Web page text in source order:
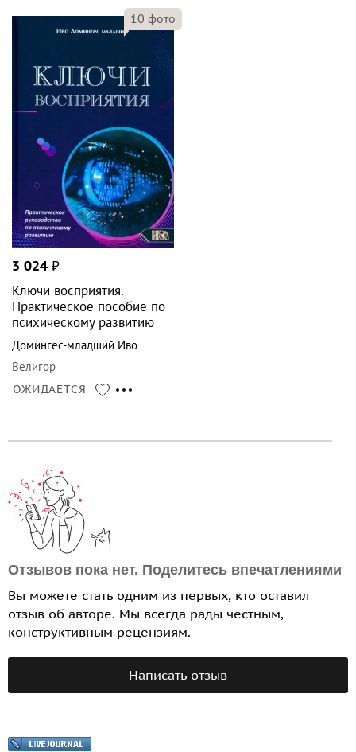
10 фото
3 024 ₽
Ключи восприятия.
Практическое пособие по
психическому развитию
Домингес-младший Иво
Велигор
ОЖИДАЕТСЯ
Отзывов пока нет. Поделитесь впечатлениями
Вы можете стать одним из первых, кто оставил
отзыв об авторе. Мы всегда рады честным,
конструктивным рецензиям.
Написать отзыв